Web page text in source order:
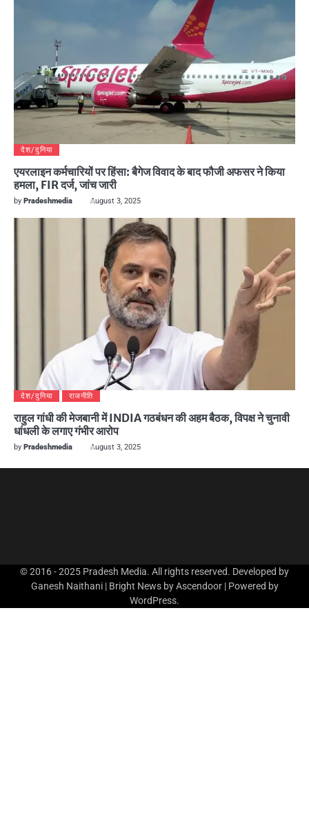
देश/दुनिया
एयरलाइन कर्मचारियों पर हिंसा: बैगेज विवाद के बाद फौजी अफसर ने किया
हमला, FIR दर्ज, जांच जारी
by Pradeshmedia August 3, 2025
देश/दुनिया राजनीति
राहुल गांधी की मेजबानी में INDIA गठबंधन की अहम बैठक, विपक्ष ने चुनावी
धांधली के लगाए गंभीर आरोप
by Pradeshmedia August 3, 2025
© 2016 - 2025 Pradesh Media. All rights reserved. Developed by
Ganesh Naithani | Bright News byAscendoor| Powered by
WordPress.